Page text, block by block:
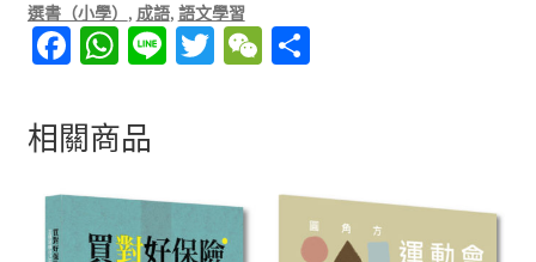
選書（小學） , 成語, 語文學習
Fa
b
o
o
k
W
at
sA
p
p
Li T W
at
分
相關商品